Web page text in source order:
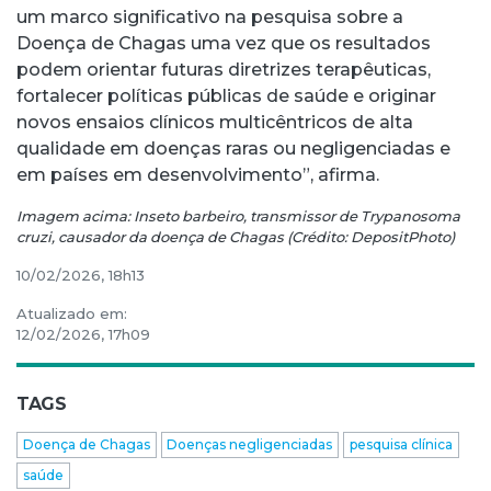
um marco significativo na pesquisa sobre a
Doença de Chagas uma vez que os resultados
podem orientar futuras diretrizes terapêuticas,
fortalecer políticas públicas de saúde e originar
novos ensaios clínicos multicêntricos de alta
qualidade em doenças raras ou negligenciadas e
em países em desenvolvimento”, afirma.
Imagem acima: Inseto barbeiro, transmissor de Trypanosoma
cruzi, causador da doença de Chagas (Crédito: DepositPhoto)
10/02/2026, 18h13
Atualizado em:
12/02/2026, 17h09
TAGS
Doença de Chagas Doenças negligenciadas
pesquisa clínica
saúde